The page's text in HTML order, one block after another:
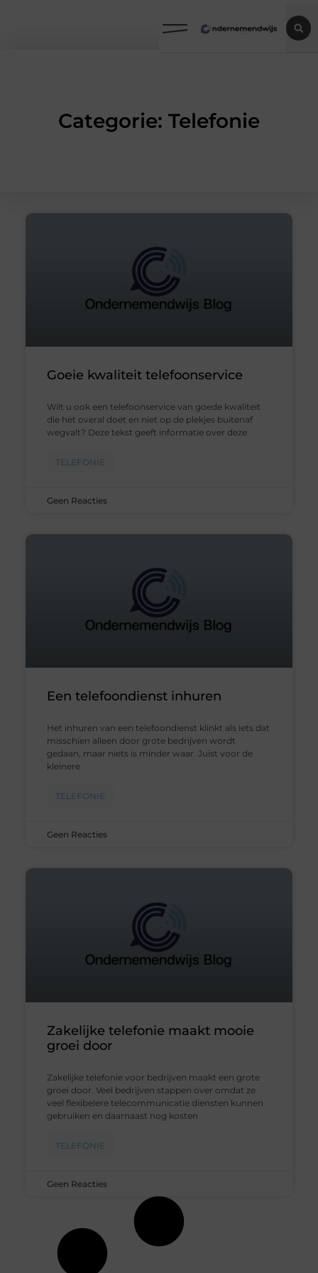
Categorie: Telefonie
Goeie kwaliteit telefoonservice
Wilt u ook een telefoonservice van goede kwaliteit
die het overal doet en niet op de plekjes buitenaf
wegvalt? Deze tekst geeft informatie over deze
TELEFONIE
Geen Reacties
Een telefoondienst inhuren
Het inhuren van een telefoondienst klinkt als iets dat
misschien alleen door grote bedrijven wordt
gedaan, maar niets is minder waar. Juist voor de
kleinere
TELEFONIE
Geen Reacties
Zakelijke telefonie maakt mooie
groei door
Zakelijke telefonie voor bedrijven maakt een grote
groei door. Veel bedrijven stappen over omdat ze
veel flexibelere telecommunicatie diensten kunnen
gebruiken en daarnaast nog kosten
TELEFONIE
Geen Reacties